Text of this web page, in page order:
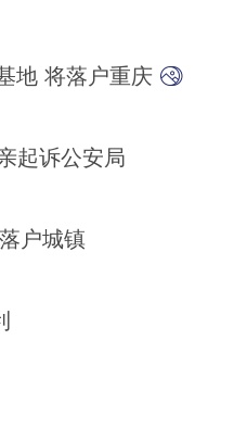
地 将落户重庆
起诉公安局
户城镇